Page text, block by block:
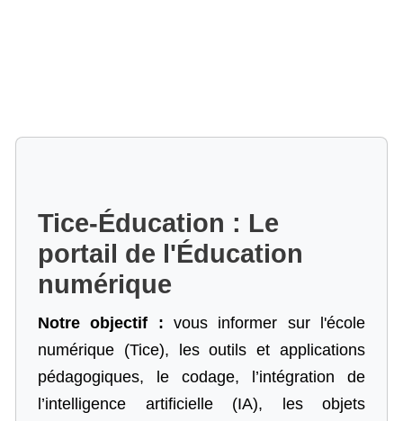
Tice-Éducation : Le
portail de l'Éducation
numérique
Notre objectif : vous informer sur l'école
numérique (Tice), les outils et applications
pédagogiques, le codage,
l’intégration de
l’intelligence artificielle (IA), les objets